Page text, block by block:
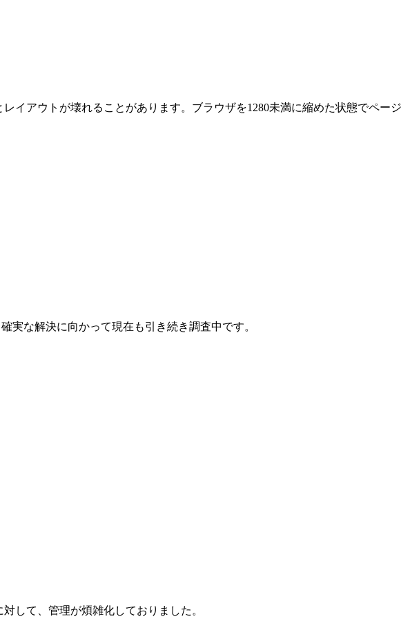
イアウトが壊れることがあります。ブラウザを1280未満に縮めた状態でページ
実な解決に向かって現在も引き続き調査中です。
して、管理が煩雑化しておりました。